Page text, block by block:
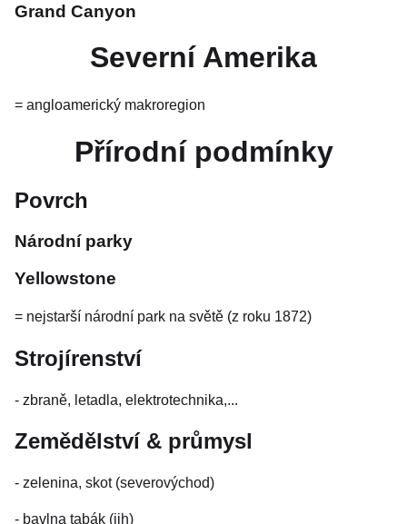
Grand Canyon
Severní Amerika
= angloamerický makroregion
Přírodní podmínky
Povrch
Národní parky
Yellowstone
= nejstarší národní park na světě (z roku 1872)
Strojírenství
- zbraně, letadla, elektrotechnika,...
Zemědělství & průmysl
- zelenina, skot (severovýchod)
- bavlna tabák (jih)